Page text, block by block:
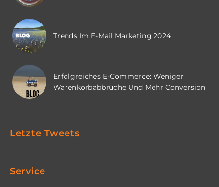
Trends Im E-Mail Marketing 2024
Erfolgreiches E-Commerce: Weniger
Warenkorbabbrüche Und Mehr Conversion
Letzte Tweets
Service